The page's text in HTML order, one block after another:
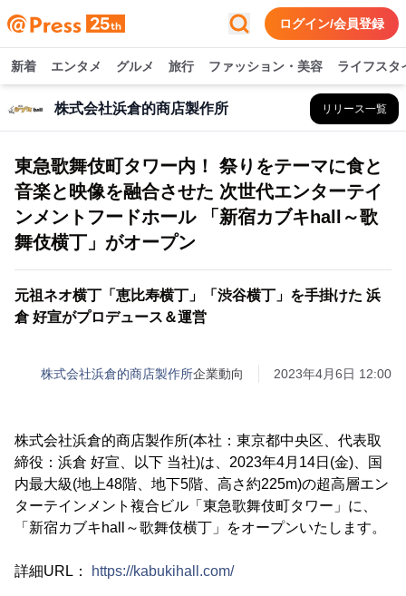
ログイン/会員登録
新着 エンタメ グルメ 旅行 ファッション・美容 ライフスタ
株式会社浜倉的商店製作所 リリース一覧
東急歌舞伎町タワー内！ 祭りをテーマに食と
音楽と映像を融合させた 次世代エンターテイ
ンメントフードホール 「新宿カブキhall～歌
舞伎横丁」がオープン
元祖ネオ横丁「恵比寿横丁」「渋谷横丁」を手掛けた 浜
倉 好宣がプロデュース＆運営
株式会社浜倉的商店製作所企業動向 2023年4月6日 12:00
株式会社浜倉的商店製作所(本社：東京都中央区、代表取
締役：浜倉 好宣、以下 当社)は、2023年4月14日(金)、国
内最大級(地上48階、地下5階、高さ約225m)の超高層エン
ターテインメント複合ビル「東急歌舞伎町タワー」に、
「新宿カブキhall～歌舞伎横丁」をオープンいたします。
詳細URL： https://kabukihall.com/